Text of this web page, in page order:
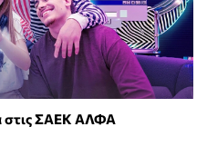
στις ΣΑΕΚ ΑΛΦΑ